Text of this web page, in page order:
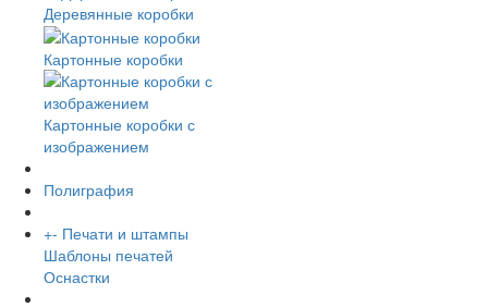
Деревянные коробки
Картонные коробки
Картонные коробки с
изображением
Полиграфия
+- Печати и штампы
Шаблоны печатей
Оснастки